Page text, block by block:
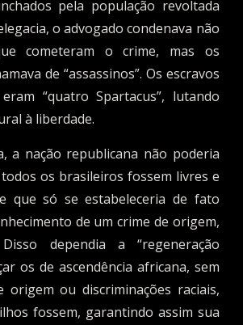
pela população revoltada
o advogado condenava não
cometeram o crime, mas os
de “assassinos”. Os escravos
“quatro Spartacus”, lutando
à liberdade.
a nação republicana não poderia
os brasileiros fossem livres e
que só se estabeleceria de fato
de um crime de origem,
dependia a “regeneração
os de ascendência africana, sem
origem ou discriminações raciais,
fossem, garantindo assim sua